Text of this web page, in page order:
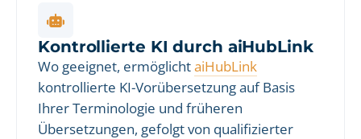
Kontrollierte KI durch aiHubLink
Wo geeignet, ermöglichtaiHubLink
kontrollierte KI-Vorübersetzung auf Basis
Ihrer Terminologie und früheren
Übersetzungen, gefolgt von qualifizierter